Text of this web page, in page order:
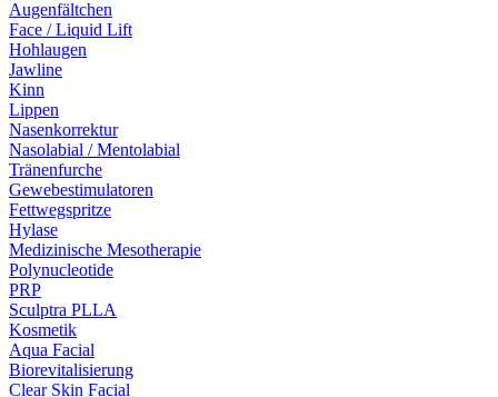
Augenfältchen
Face / Liquid Lift
Hohlaugen
Jawline
Kinn
Lippen
Nasenkorrektur
Nasolabial / Mentolabial
Tränenfurche
Gewebestimulatoren
Fettwegspritze
Hylase
Medizinische Mesotherapie
Polynucleotide
PRP
Sculptra PLLA
Kosmetik
Aqua Facial
Biorevitalisierung
Clear Skin Facial